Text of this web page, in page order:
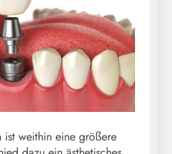
ist weithin eine größere